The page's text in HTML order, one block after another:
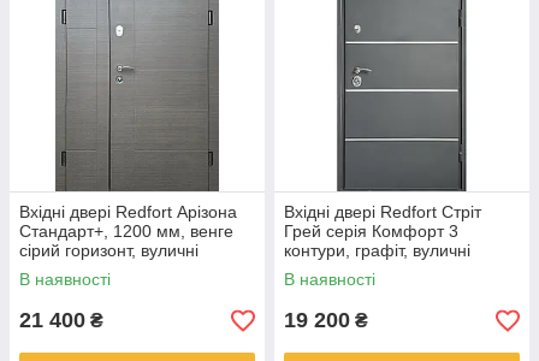
Вхідні двері Redfort Арізона
Стандарт+, 1200 мм, венге
сірий горизонт, вуличні
В наявності
21 400 ₴
Вхідні двері Redfort Стріт
Грей серія Комфорт 3
контури, графіт, вуличні
В наявності
19 200 ₴